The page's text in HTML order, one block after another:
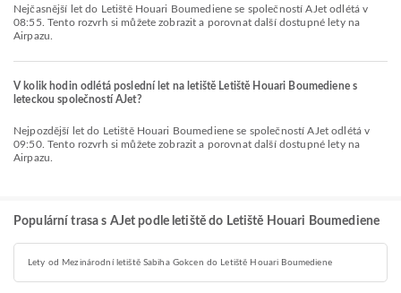
Nejčasnější let do Letiště Houari Boumediene se společností AJet odlétá v
08:55. Tento rozvrh si můžete zobrazit a porovnat další dostupné lety na
Airpazu.
V kolik hodin odlétá poslední let na letiště Letiště Houari Boumediene s
leteckou společností AJet?
Nejpozdější let do Letiště Houari Boumediene se společností AJet odlétá v
09:50. Tento rozvrh si můžete zobrazit a porovnat další dostupné lety na
Airpazu.
Populární trasa s AJet podle letiště do Letiště Houari Boumediene
Lety od Mezinárodní letiště Sabiha Gokcen do Letiště Houari Boumediene